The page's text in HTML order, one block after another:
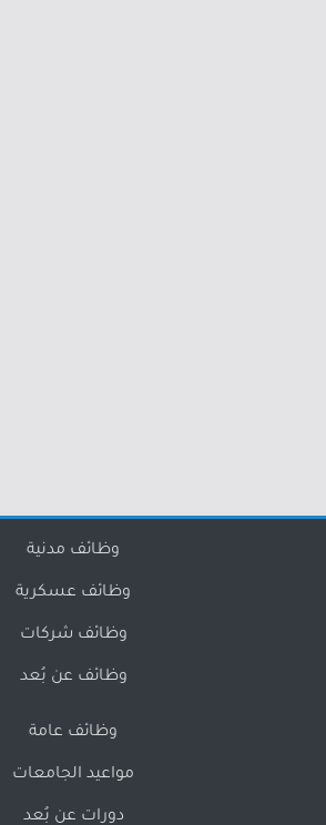
وظائف مدنية
وظائف عسكرية
وظائف شركات
وظائف عن بُعد
وظائف عامة
مواعيد الجامعات
دورات عن بُعد